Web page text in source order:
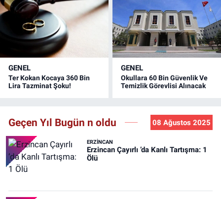
GENEL
Ter Kokan Kocaya 360 Bin
Lira Tazminat Şoku!
GENEL
Okullara 60 Bin Güvenlik Ve
Temizlik Görevlisi Alınacak
Geçen Yıl Bugün n oldu 08 Ağustos 2025
ERZINCAN
Erzincan Çayırlı ’da Kanlı Tartışma: 1
Ölü